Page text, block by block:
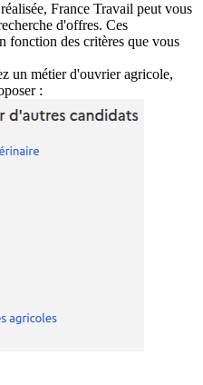
France Travail peut vous
d'offres. Ces
fonction des critères que vous
un métier d'ouvrier agricole,
: